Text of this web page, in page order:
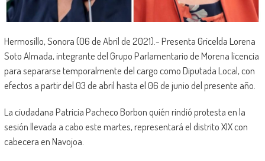
Hermosillo, Sonora (06 de Abril de 2021).- Presenta Gricelda Lorena
Soto Almada, integrante del Grupo Parlamentario de Morena licencia
para separarse temporalmente del cargo como Diputada Local, con
efectos a partir del 03 de abril hasta el 06 de junio del presente año.
La ciudadana Patricia Pacheco Borbon quién rindió protesta en la
sesión llevada a cabo este martes, representará el distrito XIX con
cabecera en Navojoa.